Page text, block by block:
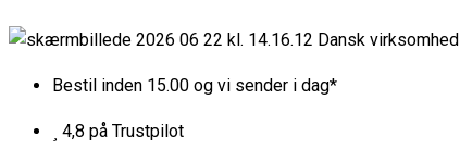
til
Dansk virksomhed
Bestil inden 15.00 og vi sender i dag*
4,8 på Trustpilot
nederst